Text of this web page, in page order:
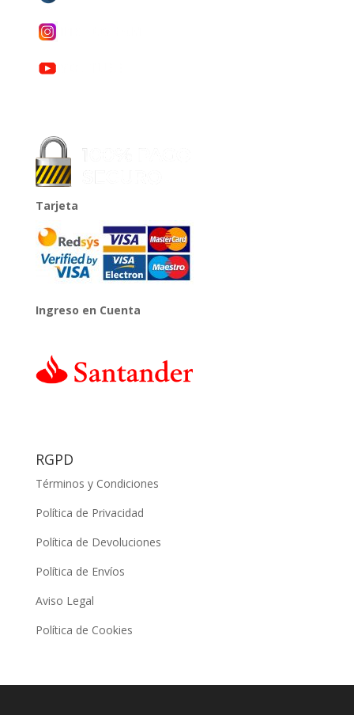
Tarjeta
Ingreso en Cuenta
RGPD
Términos y Condiciones
Política de Privacidad
Política de Devoluciones
Política de Envíos
Aviso Legal
Política de Cookies